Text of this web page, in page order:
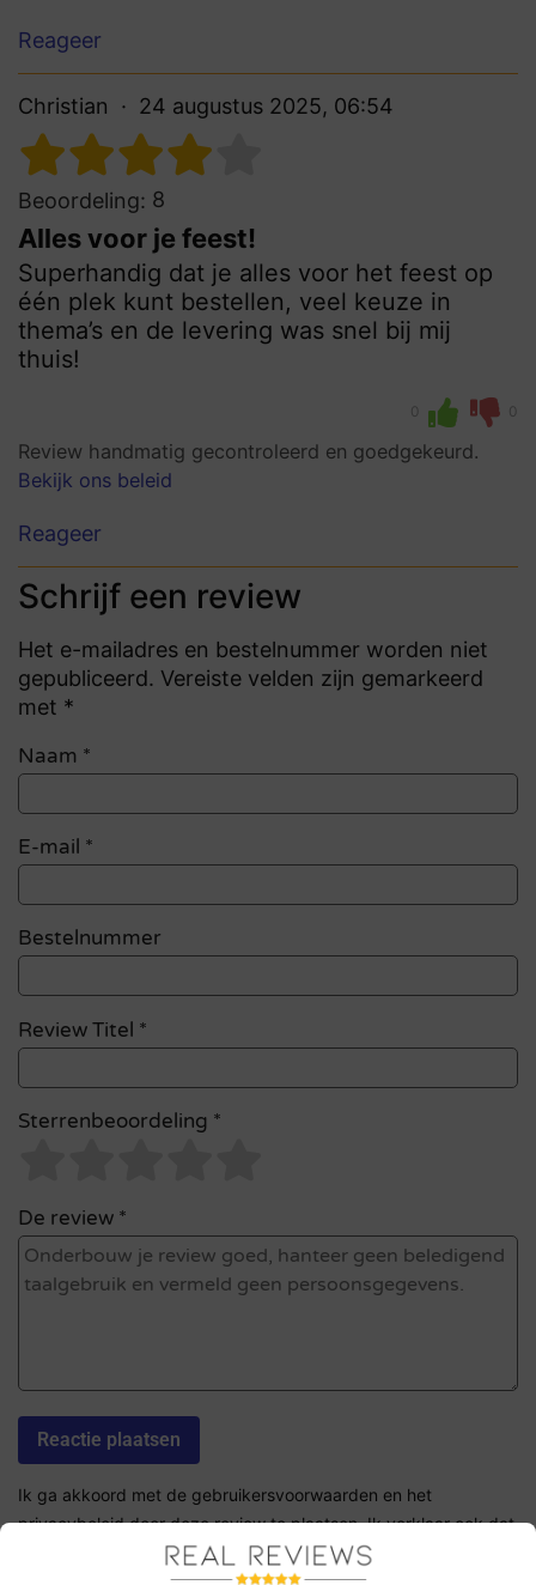
Reageer
Christian 24 augustus 2025, 06:54
Beoordeling: 8
Alles voor je feest!
Superhandig dat je alles voor het feest op
één plek kunt bestellen, veel keuze in
thema’s en de levering was snel bij mij
thuis!
0 0
Review handmatig gecontroleerd en goedgekeurd.
Bekijk ons beleid
Reageer
Schrijf een review
Het e-mailadres en bestelnummer worden niet
gepubliceerd. Vereiste velden zijn gemarkeerd
met *
Naam *
E-mail *
Bestelnummer
Review Titel *
Sterrenbeoordeling *
De review *
Ik ga akkoord met de gebruikersvoorwaarden en het
privacybeleid door deze review te plaatsen. Ik verklaar ook dat
ik een daadwerkelijke ervaring heb met dit bedrijf.